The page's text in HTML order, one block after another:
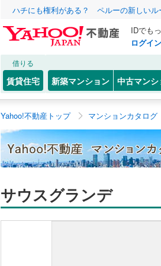
ハチにも権利がある？ ペルーの新しいル
IDでも
ログイン
借りる
賃貸住宅 新築マンション 中古マンシ
Yahoo!不動産トップ マンションカタログ
サウスグランデ